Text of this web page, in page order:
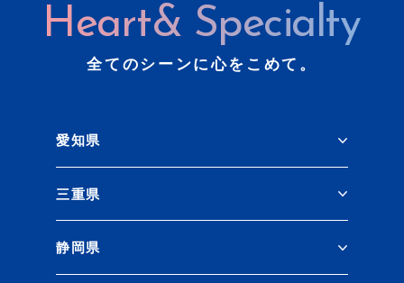
Heart& Specialty
全てのシーンに心をこめて。
愛知県
三重県
静岡県